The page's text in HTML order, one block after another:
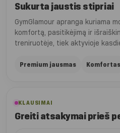
Sukurta jaustis stipriai
GymGlamour apranga kuriama
komfortą, pasitikėjimą ir
treniruotėje, tiek aktyvioje
Premium jausmas Komfortas
KLAUSIMAI
Greiti atsakymai prieš